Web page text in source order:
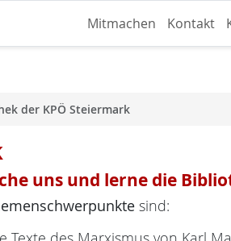
Mitmachen Kontakt
der KPÖ Steiermark
uns und lerne die
sind: